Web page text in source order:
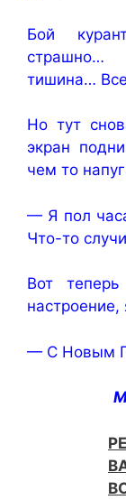
Бой
страшно…
тишина…
Но тут
экран
чем то
— Я пол
Что-то
Вот
настроение,
— С Новым